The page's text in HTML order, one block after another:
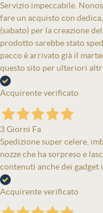
Servizio impeccabile.
fare un acquisto con
(sabato) per la creazione
prodotto sarebbe stato
pacco è arrivato già il
questo sito per ulteriori
Acquirente verificato
3 Giorni Fa
Spedizione super celere,
nozze che ha sorpreso e
contenuti anche dei gadget
Acquirente verificato